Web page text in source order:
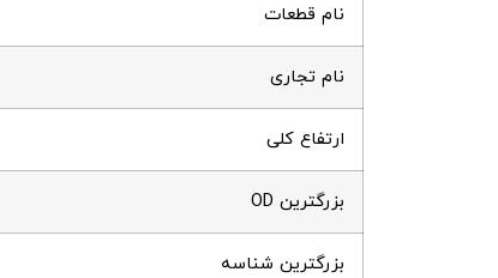
نام قطعات
نام تجاری
ارتفاع کلی
بزرگترین OD
بزرگترین شناسه